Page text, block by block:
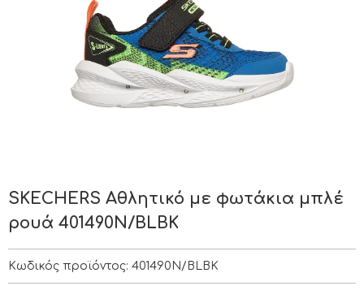
SKECHERS Αθλητικό με φωτάκια μπλέ
ρουά 401490N/BLBK
Κωδικός προϊόντος: 401490N/BLBK